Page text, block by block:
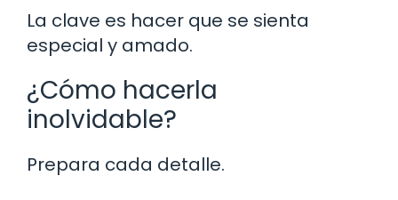
La clave es hacer que se sienta
especial y amado.
¿Cómo hacerla
inolvidable?
Prepara cada detalle.